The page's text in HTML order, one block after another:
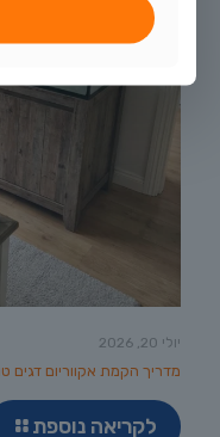
יולי 20, 2026
מדריך הקמת אקווריום דגים
לקריאה נוספת